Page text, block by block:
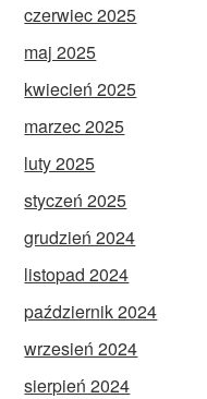
czerwiec 2025
maj 2025
kwiecień 2025
marzec 2025
luty 2025
styczeń 2025
grudzień 2024
listopad 2024
październik 2024
wrzesień 2024
sierpień 2024